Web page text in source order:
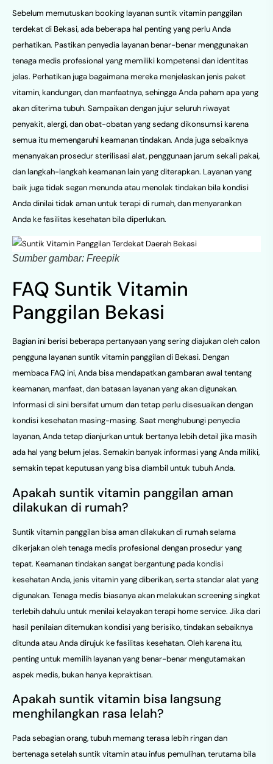
Sebelum memutuskan booking layanan suntik vitamin panggilan
terdekat di Bekasi, ada beberapa hal penting yang perlu Anda
perhatikan. Pastikan penyedia layanan benar-benar menggunakan
tenaga medis profesional yang memiliki kompetensi dan identitas
jelas. Perhatikan juga bagaimana mereka menjelaskan jenis paket
vitamin, kandungan, dan manfaatnya, sehingga Anda paham apa yang
akan diterima tubuh. Sampaikan dengan jujur seluruh riwayat
penyakit, alergi, dan obat-obatan yang sedang dikonsumsi karena
semua itu memengaruhi keamanan tindakan. Anda juga sebaiknya
menanyakan prosedur sterilisasi alat, penggunaan jarum sekali pakai,
dan langkah-langkah keamanan lain yang diterapkan. Layanan yang
baik juga tidak segan menunda atau menolak tindakan bila kondisi
Anda dinilai tidak aman untuk terapi di rumah, dan menyarankan
Anda ke fasilitas kesehatan bila diperlukan.
Sumber gambar: Freepik
FAQ Suntik Vitamin
Panggilan Bekasi
Bagian ini berisi beberapa pertanyaan yang sering diajukan oleh calon
pengguna layanan suntik vitamin panggilan di Bekasi. Dengan
membaca FAQ ini, Anda bisa mendapatkan gambaran awal tentang
keamanan, manfaat, dan batasan layanan yang akan digunakan.
Informasi di sini bersifat umum dan tetap perlu disesuaikan dengan
kondisi kesehatan masing-masing. Saat menghubungi penyedia
layanan, Anda tetap dianjurkan untuk bertanya lebih detail jika masih
ada hal yang belum jelas. Semakin banyak informasi yang Anda miliki,
semakin tepat keputusan yang bisa diambil untuk tubuh Anda.
Apakah suntik vitamin panggilan aman
dilakukan di rumah?
Suntik vitamin panggilan bisa aman dilakukan di rumah selama
dikerjakan oleh tenaga medis profesional dengan prosedur yang
tepat. Keamanan tindakan sangat bergantung pada kondisi
kesehatan Anda, jenis vitamin yang diberikan, serta standar alat yang
digunakan. Tenaga medis biasanya akan melakukan screening singkat
terlebih dahulu untuk menilai kelayakan terapi home service. Jika dari
hasil penilaian ditemukan kondisi yang berisiko, tindakan sebaiknya
ditunda atau Anda dirujuk ke fasilitas kesehatan. Oleh karena itu,
penting untuk memilih layanan yang benar-benar mengutamakan
aspek medis, bukan hanya kepraktisan.
Apakah suntik vitamin bisa langsung
menghilangkan rasa lelah?
Pada sebagian orang, tubuh memang terasa lebih ringan dan
bertenaga setelah suntik vitamin atau infus pemulihan, terutama bila